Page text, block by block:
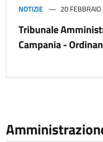
NOTIZIE 20
Tribunale
Campania -